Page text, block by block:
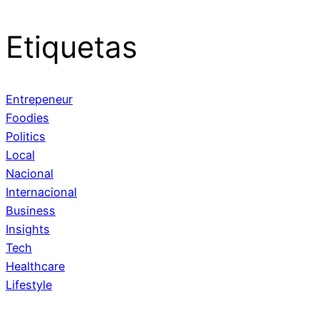
Etiquetas
Entrepeneur
Foodies
Politics
Local
Nacional
Internacional
Business
Insights
Tech
Healthcare
Lifestyle